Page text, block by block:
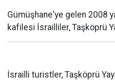
Gümüşhane'ye gelen 2008
kafilesi İsrailliler, Taşköprü
İsrailli turistler, Taşköprü